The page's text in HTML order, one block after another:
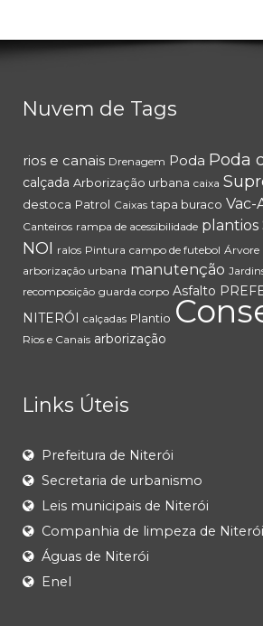
Nuvem de Tags
rios e canais Drenagem Poda Poda
calçada Arborização urbana caixa
destoca Patrol Caixas tapa buraco Vac-
Canteiros rampa de acessibilidade plantios
NOI ralos Pintura campo de futebol Árvore
arborização urbana manutenção
recomposição guarda corpo Asfalto
NITERÓI
calçadas Plantio
Rios e Canais arborização
Links Úteis
Prefeitura de Niterói
Secretaria de urbanismo
Leis municipais de Niterói
Companhia de limpeza de Niterói
Águas de Niterói
Enel